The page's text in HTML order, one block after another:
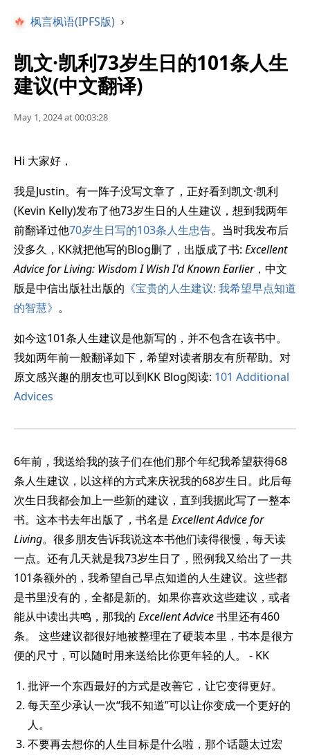
枫言枫语(IPFS版) ›
凯文·凯利73岁生日的101条人生
建议(中文翻译)
May 1, 2024 at 00:03:28
Hi 大家好，
我是Justin。有一阵子没写文章了，正好看到凯文·凯利
(Kevin Kelly)发布了他73岁生日的人生建议，想到我两年
前翻译过他70岁生日写的103条人生忠告。当时我发布后
没多久，KK就把他写的Blog删了，出版成了书: Excellent
Advice for Living: Wisdom I Wish I'd Known Earlier，中文
版是中信出版社出版的 《宝贵的人生建议: 我希望早点知道
的智慧》 。
如今这101条人生建议是他新写的，并不包含在该书中。
我如两年前一般翻译如下，希望对读者朋友有所帮助。对
原文感兴趣的朋友也可以到KK Blog阅读: 101 Additional
Advices
6年前，我送给我的孩子们在他们那个年纪我希望获得68
条人生建议，以这样的方式来庆祝我的68岁生日。此后每
次生日我都会加上一些新的建议，直到我据此写了一整本
书。这本书去年出版了，书名是 Excellent Advice for
Living。很多朋友告诉我说这本书他们读得很慢，每天读
一点。还有几天就是我73岁生日了，照例我又给出了一共
101条额外的，我希望自己早点知道的人生建议。这些都
是书里没有的，全都是新的。如果你喜欢这些建议，或者
能从中读出共鸣，那我的 Excellent Advice书里还有460
条。 这些建议都很好地被整理在了硬装本里，书本是很方
便的尺寸，可以随时用来送给比你更年轻的人。 - KK
批评一个东西最好的方式是改善它，让它变得更好。
每天至少承认一次“我不知道”可以让你变成一个更好的
人。
不要再去想你的人生目标是什么啦，那个话题太过宏